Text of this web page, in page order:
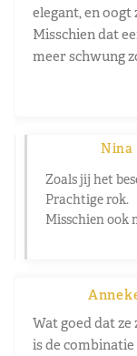
elegant, en oogt
Misschien dat
meer schwung
Nina
Zoals jij het
Prachtige rok.
Misschien ook
Wat goed dat
is de